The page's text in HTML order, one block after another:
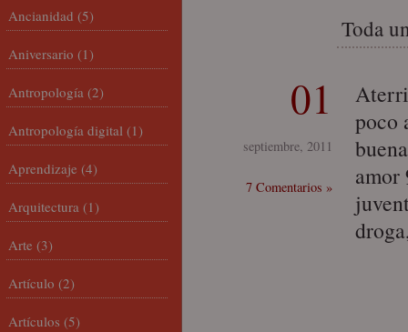
Toda
01
septiembre, 2011
7 Comentarios »
poco
amor
Ancianidad (5)
Aniversario (1)
Antropología (2)
Antropología digital (1)
Aprendizaje (4)
Arquitectura (1)
Arte (3)
Artículo (2)
Artículos (5)